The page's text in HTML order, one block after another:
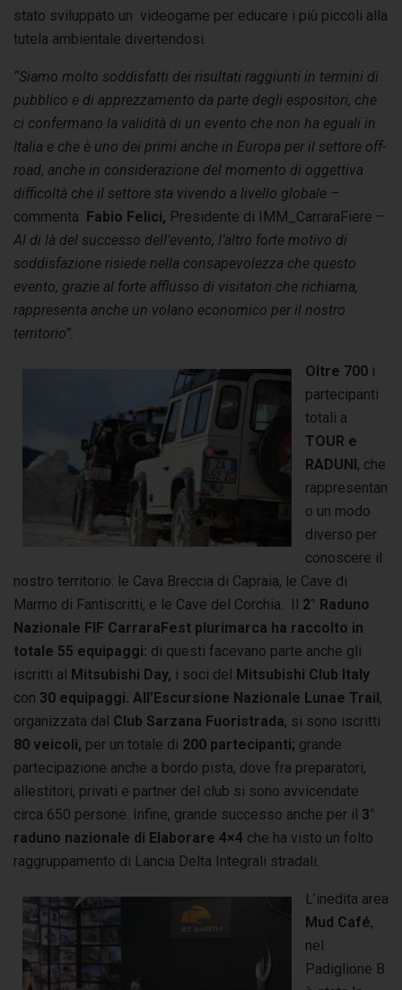
stato sviluppato un videogame per educare i più piccoli alla
tutela ambientale divertendosi.
“Siamo molto soddisfatti dei risultati raggiunti in termini di
pubblico e di apprezzamento da parte degli espositori, che
ci confermano la validità di un evento che non ha eguali in
Italia e che è uno dei primi anche in Europa per il settore off-
road, anche in considerazione del momento di oggettiva
difficoltà che il settore sta vivendo a livello globale –
commenta Fabio Felici, Presidente di IMM_CarraraFiere –
Al di là del successo dell’evento, l’altro forte motivo di
soddisfazione risiede nella consapevolezza che questo
evento, grazie al forte afflusso di visitatori che richiama,
rappresenta anche un volano economico per il nostro
territorio”.
Oltre 700 i
partecipanti
totali a
TOUR e
RADUNI, che
rappresentan
o un modo
diverso per
conoscere il
nostro territorio: le Cava Breccia di Capraia, le Cave di
Marmo di Fantiscritti, e le Cave del Corchia. Il 2° Raduno
Nazionale FIF CarraraFest plurimarca ha raccolto in
totale 55 equipaggi: di questi facevano parte anche gli
iscritti al Mitsubishi Day, i soci del Mitsubishi Club Italy
con 30 equipaggi. All’Escursione Nazionale Lunae Trail,
organizzata dal Club Sarzana Fuoristrada, si sono iscritti
80 veicoli, per un totale di 200 partecipanti; grande
partecipazione anche a bordo pista, dove fra preparatori,
allestitori, privati e partner del club si sono avvicendate
circa 650 persone. Infine, grande successo anche per il 3°
raduno nazionale di Elaborare 4×4 che ha visto un folto
raggruppamento di Lancia Delta Integrali stradali.
L’inedita area
Mud Café,
nel
Padiglione B